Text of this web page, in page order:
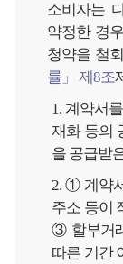
소비자는
약정한 경
청약을 철
률」 제8조
1. 계약서
재화 등의
을 공급받
2. ① 계약
주소 등이
③ 할부거
따른 기간